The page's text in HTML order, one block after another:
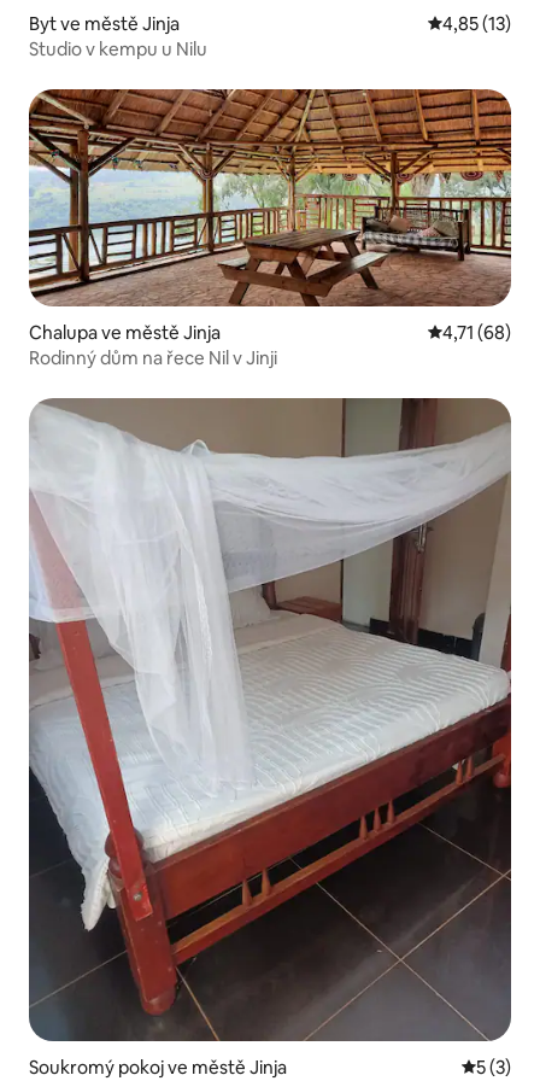
Byt ve městě Jinja Průměrné
4,85 (13)
Studio v kempu u Nilu
Chalupa ve městě Jinja Průměrné
4,71 (68)
Rodinný dům na řece Nil v Jinji
Soukromý pokoj ve městě Jinja
5 (3)